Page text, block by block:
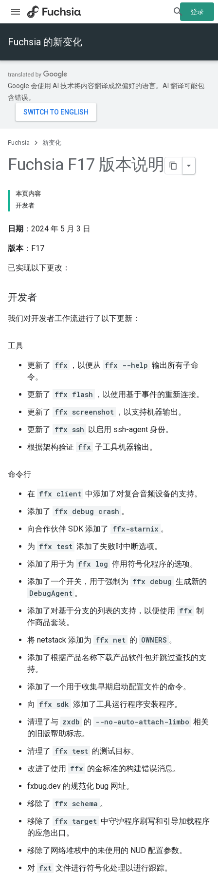
登录
Fuchsia 的新变化
Google 会使用 AI 技术将内容翻译成您偏好的语言。AI 翻译可能包
含错误。
Fuchsia 新变化
Fuchsia F17 版本说明
本页内容
开发者
日期 ：2024 年 5 月 3 日
版本：F17
已实现以下更改：
开发者
我们对开发者工作流进行了以下更新：
工具
更新了 ffx ，以便从 ffx --help 输出所有子命
令。
更新了 ffx flash
，以使用基于事件的重新连接。
更新了 ffx screenshot ，以支持机器输出。
更新了 ffx ssh 以启用 ssh-agent 身份。
根据架构验证 ffx 子工具机器输出。
命令行
在 ffx client 中添加了对复合音频设备的支持。
添加了 ffx debug crash 。
向合作伙伴 SDK 添加了 ffx-starnix 。
为 ffx test 添加了失败时中断选项。
添加了用于为 ffx log 停用符号化程序的选项。
添加了一个开关，用于强制为 ffx debug 生成新的
DebugAgent 。
添加了对基于分支的列表的支持，以便使用 ffx 制
作商品套装。
将 netstack 添加为 ffx net 的 OWNERS 。
添加了根据产品名称下载产品软件包并跳过查找的支
持。
添加了一个用于收集早期启动配置文件的命令。
向 ffx sdk 添加了工具运行程序安装程序。
清理了与 zxdb 的 --no-auto-attach-limbo 相关
的旧版帮助标志。
清理了 ffx test 的测试目标。
改进了使用 ffx 的金标准的构建错误消息。
fxbug.dev 的规范化 bug 网址。
移除了 ffx schema 。
移除了 ffx target 中守护程序刷写和引导加载程序
的应急出口。
移除了网络堆栈中的未使用的 NUD 配置参数。
对 fxt 文件进行符号化处理以进行跟踪。